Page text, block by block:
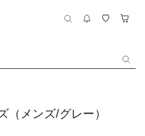
（メンズ/グレー）